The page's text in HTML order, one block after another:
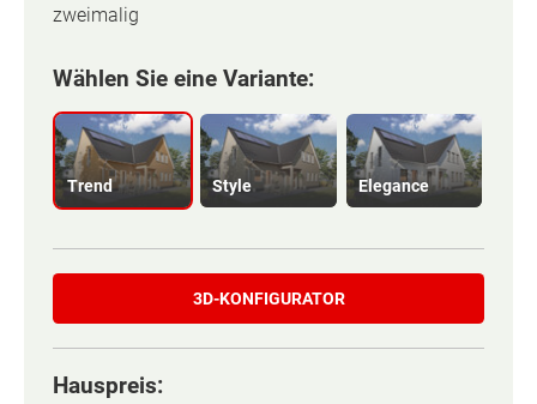
Basisinformation
Basisinformation
zweimalig
Wählen Sie eine Variante:
Trend Style Elegance
3D-KONFIGURATOR
Hauspreis: